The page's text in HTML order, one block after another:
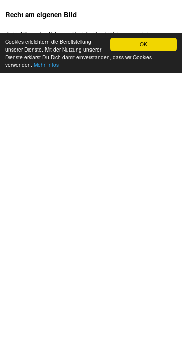
OK
Cookies erleichtern die Bereitstellung
unserer Dienste. Mit der Nutzung unserer
Dienste erklärst Du Dich damit einverstanden, dass wir Cookies
verwenden. Mehr Infos
Recht am eigenen Bild
Zur Erfüllung des Vetrages über die Durchführung unserer
Veranstaltungen gehört es, dass die Teilnehmer sich gegenseitig
fotografieren. Diese praktischen Übungen sind fester Teil des
Konzepts der Fotoschule. Auch die Aufnahme eines Gruppenbildes
durch den Trainer zur Erinnerung an das Gruppenerlebnis ist ein
Vertragsbestandteil. Die Aufnahmen werden den Teilnehmern nach